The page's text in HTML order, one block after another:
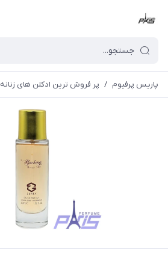
پاریس پرفیوم / پر فروش ترین ادکلن های زنانه